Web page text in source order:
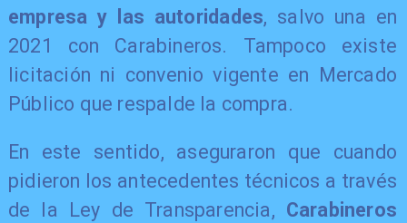
empresa y las autoridades, salvo una en
2021 con Carabineros. Tampoco existe
licitación ni convenio vigente en Mercado
Público que respalde la compra.
En este sentido, aseguraron que cuando
pidieron los antecedentes técnicos a través
de la Ley de Transparencia, Carabineros